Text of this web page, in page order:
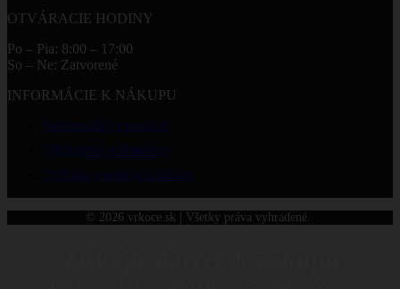
OTVÁRACIE HODINY
Po – Pia: 8:00 – 17:00
So – Ne: Zatvorené
INFORMÁCIE K NÁKUPU
Reklamačný poriadok
Obchodné podmienky
Ochrany osobných údajov
© 2026 vrkoce.sk | Všetky práva vyhradené.